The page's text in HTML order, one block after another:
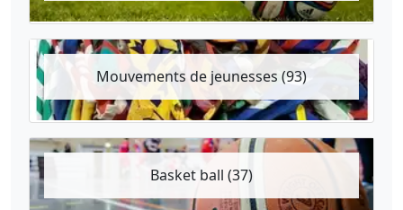
Mouvements de jeunesses (93)
Basket ball (37)